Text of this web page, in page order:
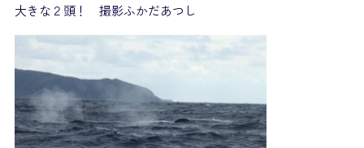
大きな２頭！ 撮影ふかだあつし